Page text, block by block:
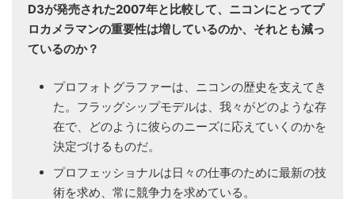
D3が発売された2007年と比較して、ニコンにとってプ
ロカメラマンの重要性は増しているのか、それとも減っ
ているのか？
プロフォトグラファーは、ニコンの歴史を支えてき
た。フラッグシップモデルは、我々がどのような存
在で、どのように彼らのニーズに応えていくのかを
決定づけるものだ。
プロフェッショナルは日々の仕事のために最新の技
術を求め、常に競争力を求めている。